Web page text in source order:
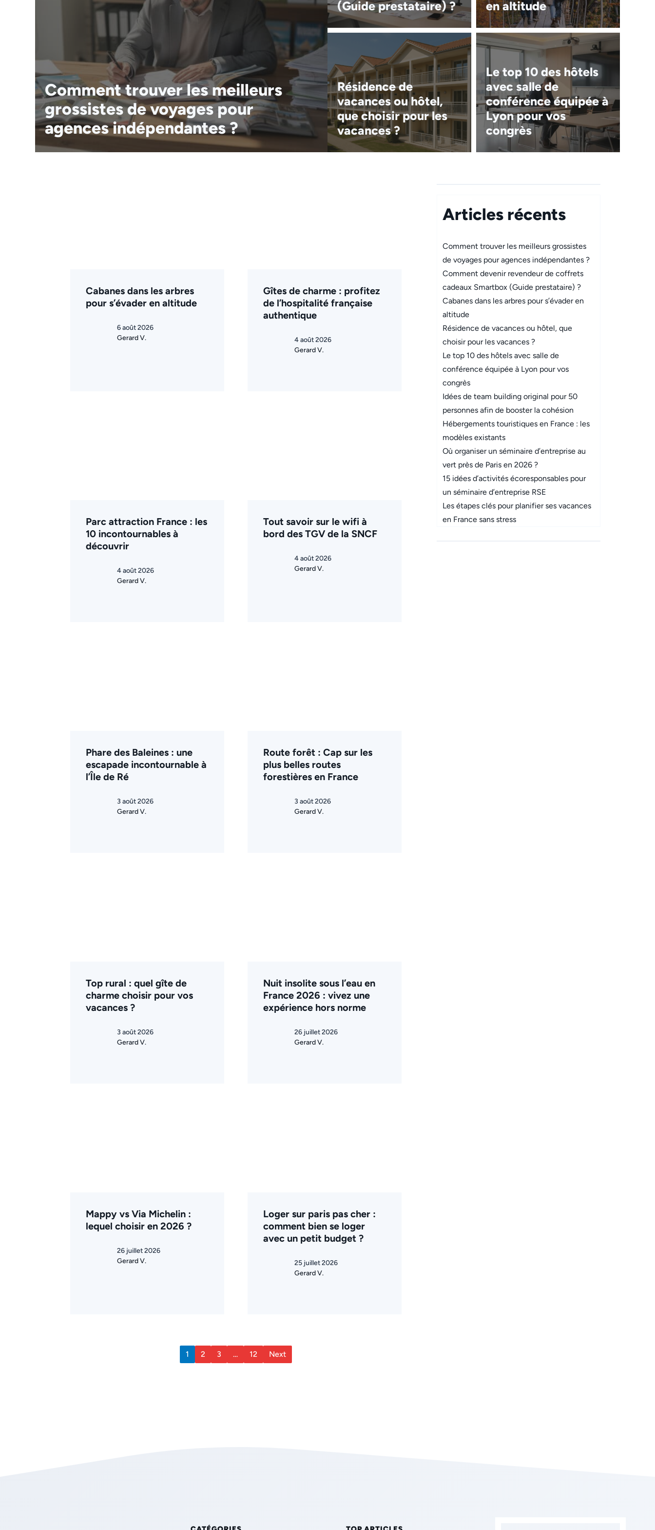
Comment trouver les meilleurs
grossistes de voyages pour
agences indépendantes ?
(Guide prestataire) ?
en altitude
Résidence de
vacances ou hôtel,
que choisir pour les
vacances ?
Le top 10 des hôtels
avec salle de
conférence équipée à
Lyon pour vos
congrès
Cabanes dans les arbres
pour s’évader en altitude
6 août 2026
Gerard V.
Gîtes de charme : profitez
de l’hospitalité française
authentique
4 août 2026
Gerard V.
Parc attraction France : les
10 incontournables à
découvrir
4 août 2026
Gerard V.
Tout savoir sur le wifi à
bord des TGV de la SNCF
4 août 2026
Gerard V.
Phare des Baleines : une
escapade incontournable à
l’Île de Ré
3 août 2026
Gerard V.
Route forêt : Cap sur les
plus belles routes
forestières en France
3 août 2026
Gerard V.
Top rural : quel gîte de
charme choisir pour vos
vacances ?
3 août 2026
Gerard V.
Nuit insolite sous l’eau en
France 2026 : vivez une
expérience hors norme
26 juillet 2026
Gerard V.
Mappy vs Via Michelin :
lequel choisir en 2026 ?
26 juillet 2026
Gerard V.
Loger sur paris pas cher :
comment bien se loger
avec un petit budget ?
25 juillet 2026
Gerard V.
1 2 3 … 12 Next
Articles récents
Comment trouver les meilleurs grossistes
de voyages pour agences indépendantes ?
Comment devenir revendeur de coffrets
cadeaux Smartbox (Guide prestataire) ?
Cabanes dans les arbres pour s’évader en
altitude
Résidence de vacances ou hôtel, que
choisir pour les vacances ?
Le top 10 des hôtels avec salle de
conférence équipée à Lyon pour vos
congrès
Idées de team building original pour 50
personnes afin de booster la cohésion
Hébergements touristiques en France : les
modèles existants
Où organiser un séminaire d’entreprise au
vert près de Paris en 2026 ?
15 idées d’activités écoresponsables pour
un séminaire d’entreprise RSE
Les étapes clés pour planifier ses vacances
en France sans stress